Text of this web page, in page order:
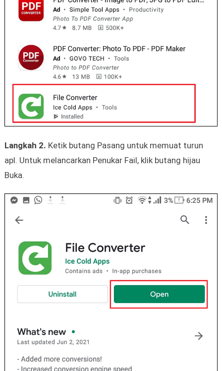
Langkah 2. Ketik butang Pasang untuk memuat turun
apl. Untuk melancarkan Penukar Fail, klik butang hijau
Buka.